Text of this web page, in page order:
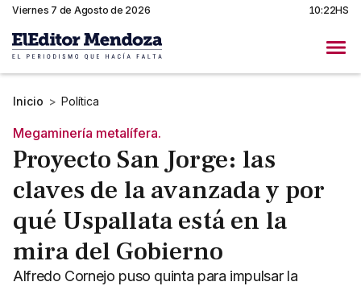
Viernes 7 de Agosto de 2026 10:22HS
Inicio > Política
Megaminería metalífera.
Proyecto San Jorge: las
claves de la avanzada y por
qué Uspallata está en la
mira del Gobierno
Alfredo Cornejo puso quinta para impulsar la